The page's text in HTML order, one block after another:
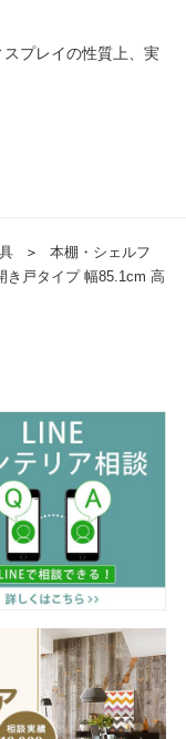
プレイの性質上、実
＞
本棚・シェルフ
き戸タイプ 幅85.1cm 高